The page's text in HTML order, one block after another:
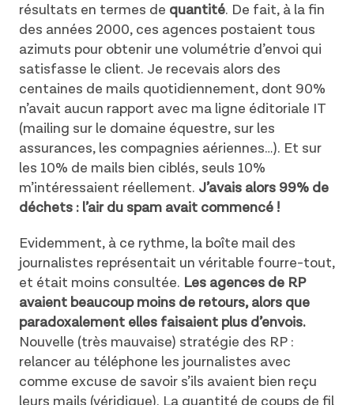
résultats en termes de quantité. De fait, à la fin
des années 2000, ces agences postaient tous
azimuts pour obtenir une volumétrie d’envoi qui
satisfasse le client. Je recevais alors des
centaines de mails quotidiennement, dont 90%
n’avait aucun rapport avec ma ligne éditoriale IT
(mailing sur le domaine équestre, sur les
assurances, les compagnies aériennes…). Et sur
les 10% de mails bien ciblés, seuls 10%
m’intéressaient réellement. J’avais alors 99% de
déchets : l’air du spam avait commencé !
Evidemment, à ce rythme, la boîte mail des
journalistes représentait un véritable fourre-tout,
et était moins consultée. Les agences de RP
avaient beaucoup moins de retours, alors que
paradoxalement elles faisaient plus d’envois.
Nouvelle (très mauvaise) stratégie des RP :
relancer au téléphone les journalistes avec
comme excuse de savoir s’ils avaient bien reçu